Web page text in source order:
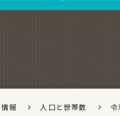
報 人口と世帯数